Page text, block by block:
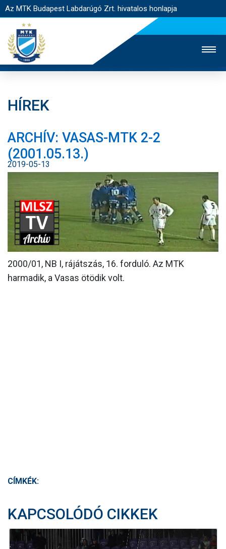
Az MTK Budapest Labdarúgó Zrt. hivatalos honlapja
JEGYÉRTÉKESÍTÉS
WEBSHOP
STADION
EGYESÜLET
NYITÓLAP
HÍREK
CSAPATOK
MÉRKŐZÉSEK
KLUB
GALÉRIA
HÍREK
ARCHÍV: VASAS-MTK 2-2
(2001.05.13.)
2019-05-13
2000/01, NB I, rájátszás, 16. forduló. Az MTK
harmadik, a Vasas ötödik volt.
CÍMKÉK:
KAPCSOLÓDÓ CIKKEK